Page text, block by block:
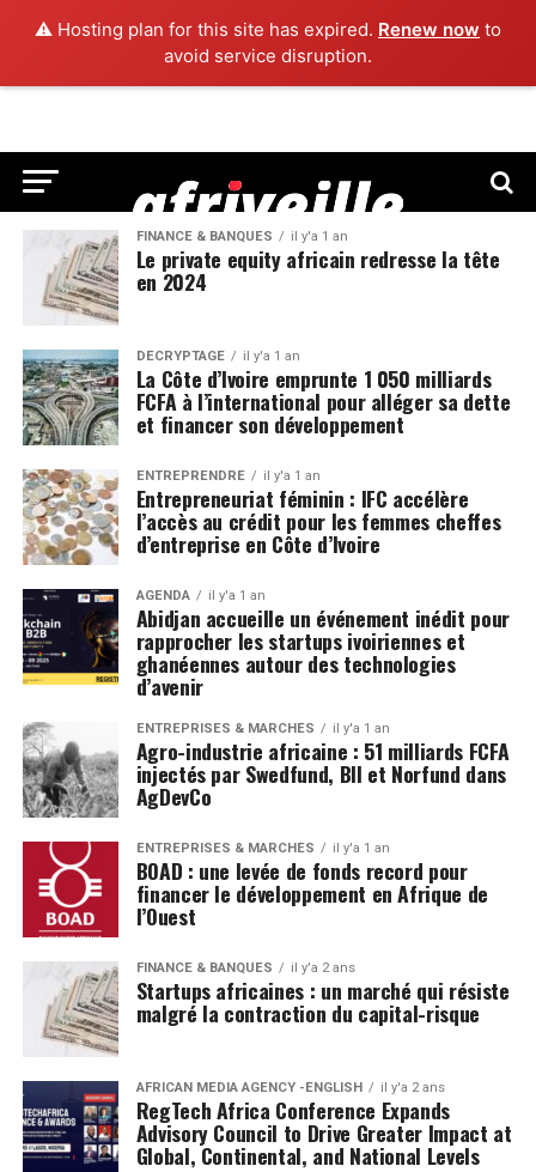
⚠️ Hosting plan for this site has expired. Renew now to
avoid service disruption.
FINANCE & BANQUES il y'a 1 an
Le private equity africain redresse la tête
en 2024
DÉCRYPTAGE il y'a 1 an
La Côte d’Ivoire emprunte 1 050 milliards
FCFA à l’international pour alléger sa dette
et financer son développement
ENTREPRENDRE il y'a 1 an
Entrepreneuriat féminin : IFC accélère
l’accès au crédit pour les femmes cheffes
d’entreprise en Côte d’Ivoire
AGENDA il y'a 1 an
Abidjan accueille un événement inédit pour
rapprocher les startups ivoiriennes et
ghanéennes autour des technologies
d’avenir
ENTREPRISES & MARCHÉS il y'a 1 an
Agro-industrie africaine : 51 milliards FCFA
injectés par Swedfund, BII et Norfund dans
AgDevCo
ENTREPRISES & MARCHÉS il y'a 1 an
BOAD : une levée de fonds record pour
financer le développement en Afrique de
l’Ouest
FINANCE & BANQUES il y'a 2 ans
Startups africaines : un marché qui résiste
malgré la contraction du capital-risque
AFRICAN MEDIA AGENCY -ENGLISH il y'a 2 ans
RegTech Africa Conference Expands
Advisory Council to Drive Greater Impact at
Global, Continental, and National Levels